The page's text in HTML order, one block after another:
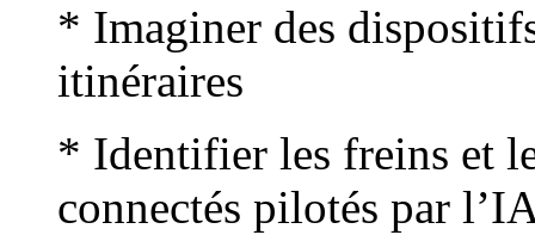
* Imaginer des
itinéraires
* Identifier les freins et
connectés pilotés par